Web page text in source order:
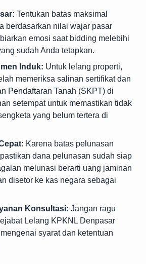
Tentukan batas maksimal
berdasarkan nilai wajar pasar
emosi saat bidding melebihi
sudah Anda tetapkan.
Induk: Untuk lelang properti,
memeriksa salinan sertifikat dan
Pendaftaran Tanah (SKPT) di
setempat untuk memastikan tidak
yang belum tertera di
Karena batas pelunasan
dana pelunasan sudah siap
melunasi berarti uang jaminan
disetor ke kas negara sebagai
Konsultasi: Jangan ragu
Lelang KPKNL Denpasar
syarat dan ketentuan